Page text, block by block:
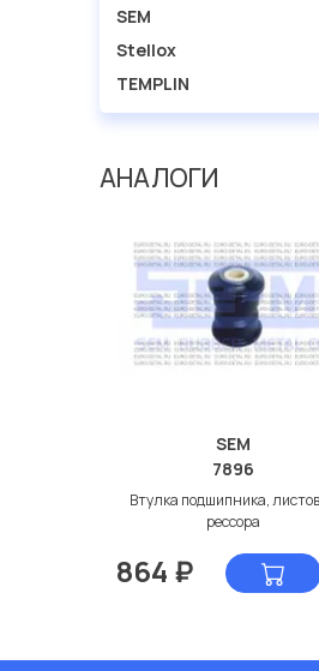
SEM
Stellox
TEMPLIN
АНАЛОГИ
SEM
7896
Втулка подшипника,
рессора
864 ₽